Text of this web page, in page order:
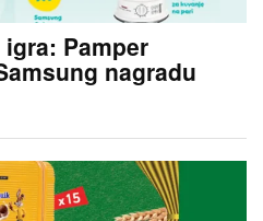
Pamper
nagradu